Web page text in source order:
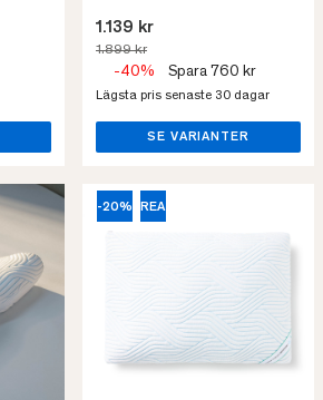
1.139 kr
1.899 kr
-40% Spara 760 kr
Lägsta pris senaste 30 dagar
SE VARIANTER
-20% REA